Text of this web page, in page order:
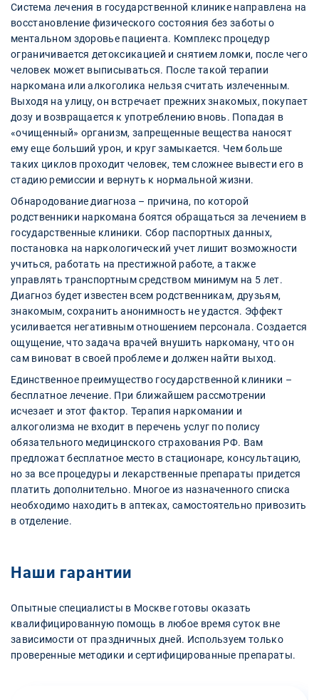
Система лечения в государственной клинике направлена на
восстановление физического состояния без заботы о
ментальном здоровье пациента. Комплекс процедур
ограничивается детоксикацией и снятием ломки, после чего
человек может выписываться. После такой терапии
наркомана или алкоголика нельзя считать излеченным.
Выходя на улицу, он встречает прежних знакомых, покупает
дозу и возвращается к употреблению вновь. Попадая в
«очищенный» организм, запрещенные вещества наносят
ему еще больший урон, и круг замыкается. Чем больше
таких циклов проходит человек, тем сложнее вывести его в
стадию ремиссии и вернуть к нормальной жизни.
Обнародование диагноза – причина, по которой
родственники наркомана боятся обращаться за лечением в
государственные клиники. Сбор паспортных данных,
постановка на наркологический учет лишит возможности
учиться, работать на престижной работе, а также
управлять транспортным средством минимум на 5 лет.
Диагноз будет известен всем родственникам, друзьям,
знакомым, сохранить анонимность не удастся. Эффект
усиливается негативным отношением персонала. Создается
ощущение, что задача врачей внушить наркоману, что он
сам виноват в своей проблеме и должен найти выход.
Единственное преимущество государственной клиники –
бесплатное лечение. При ближайшем рассмотрении
исчезает и этот фактор. Терапия наркомании и
алкоголизма не входит в перечень услуг по полису
обязательного медицинского страхования РФ. Вам
предложат бесплатное место в стационаре, консультацию,
но за все процедуры и лекарственные препараты придется
платить дополнительно. Многое из назначенного списка
необходимо находить в аптеках, самостоятельно привозить
в отделение.
Наши гарантии
Опытные специалисты в Москве готовы оказать
квалифицированную помощь в любое время суток вне
зависимости от праздничных дней. Используем только
проверенные методики и сертифицированные препараты.